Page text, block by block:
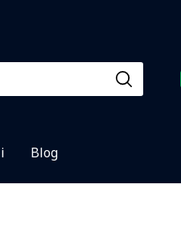
Blog